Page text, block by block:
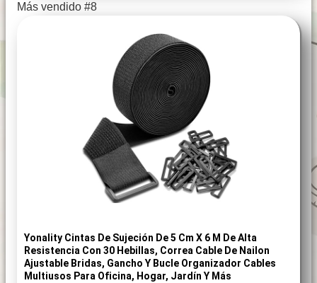
Más vendido #8
Yonality Cintas De Sujeción De 5 Cm X 6 M De Alta
Resistencia Con 30 Hebillas, Correa Cable De Nailon
Ajustable Bridas, Gancho Y Bucle Organizador Cables
Multiusos Para Oficina, Hogar, Jardín Y Más